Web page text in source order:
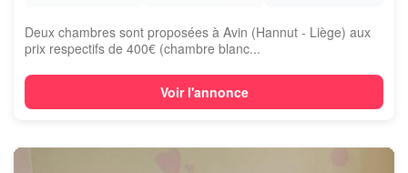
Deux chambres sont proposées à Avin (Hannut - Liège) aux
prix respectifs de 400€ (chambre blanc...
Voir l'annonce